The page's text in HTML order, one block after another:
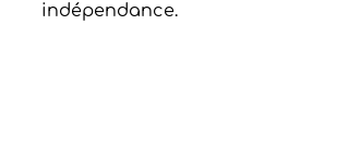
indépendance.